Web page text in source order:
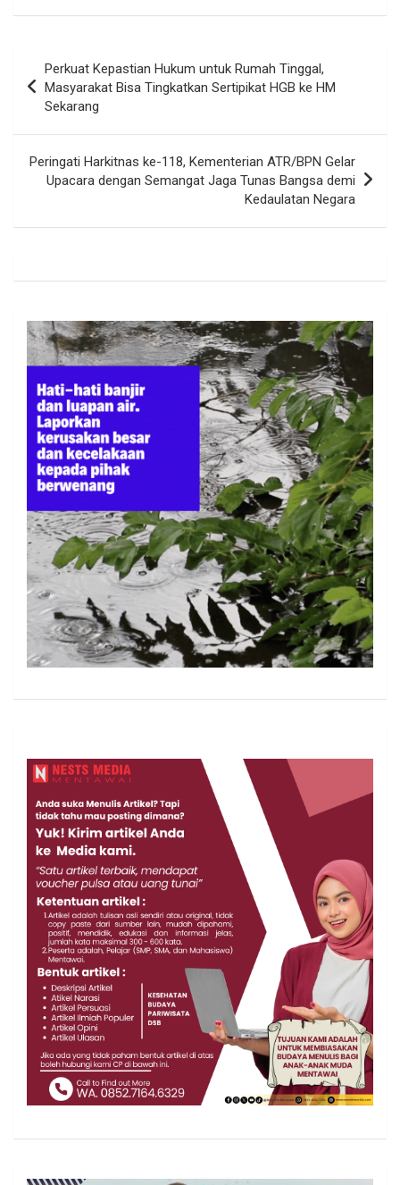
pos
Perkuat Kepastian Hukum untuk Rumah Tinggal,
Masyarakat Bisa Tingkatkan Sertipikat HGB ke HM
Sekarang
Peringati Harkitnas ke-118, Kementerian ATR/BPN Gelar
Upacara dengan Semangat Jaga Tunas Bangsa demi
Kedaulatan Negara